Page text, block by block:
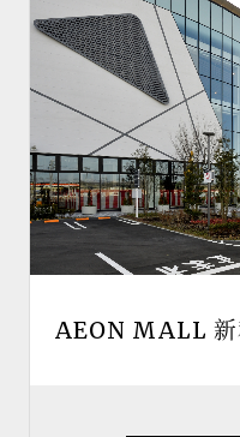
AEON MALL 新